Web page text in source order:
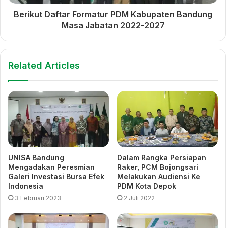
Berikut Daftar Formatur PDM Kabupaten Bandung
Masa Jabatan 2022-2027
Related Articles
UNISA Bandung
Mengadakan Peresmian
Galeri Investasi Bursa Efek
Indonesia
3 Februari 2023
Dalam Rangka Persiapan
Raker, PCM Bojongsari
Melakukan Audiensi Ke
PDM Kota Depok
2 Juli 2022